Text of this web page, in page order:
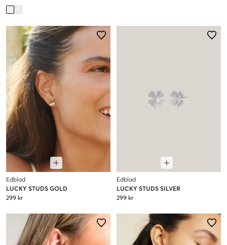
Edblad
LUCKY STUDS GOLD
299 kr
Edblad
LUCKY STUDS SILVER
299 kr